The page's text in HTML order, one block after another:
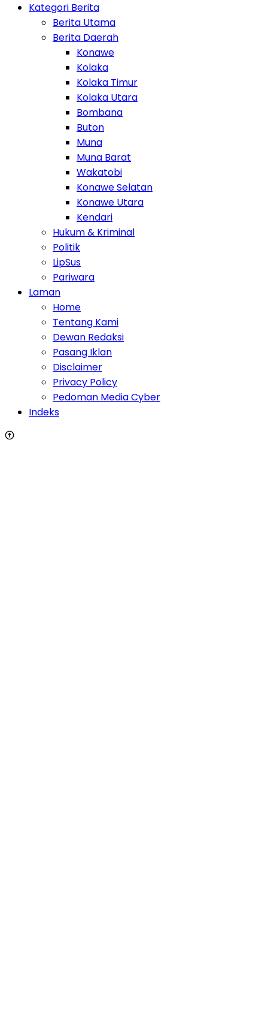
Kategori Berita
Berita Utama
Berita Daerah
Konawe
Kolaka
Kolaka Timur
Kolaka Utara
Bombana
Buton
Muna
Muna Barat
Wakatobi
Konawe Selatan
Konawe Utara
Kendari
Hukum & Kriminal
Politik
LipSus
Pariwara
Laman
Home
Tentang Kami
Dewan Redaksi
Pasang Iklan
Disclaimer
Privacy Policy
Pedoman Media Cyber
Indeks